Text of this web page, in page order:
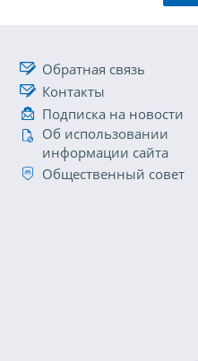
Обратная связь
Контакты
Подписка на новости
Об использовании
информации сайта
Общественный совет